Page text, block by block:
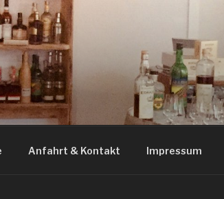
Anfahrt & Kontakt Impressum